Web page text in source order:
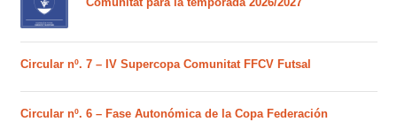
Circular nº. 7 – IV Supercopa Comunitat FFCV Futsal
Circular nº. 6 – Fase Autonómica de la Copa Federación